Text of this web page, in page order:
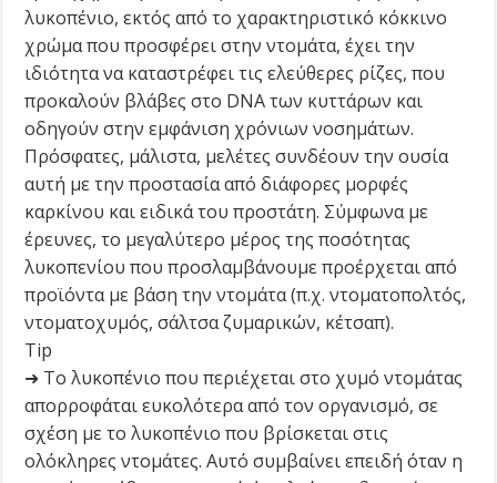
λυκοπένιο, εκτός από το χαρακτηριστικό κόκκινο
χρώμα που προσφέρει στην ντομάτα, έχει την
ιδιότητα να καταστρέφει τις ελεύθερες ρίζες, που
προκαλούν βλάβες στο DNA των κυττάρων και
οδηγούν στην εμφάνιση χρόνιων νοσημάτων.
Πρόσφατες, μάλιστα, μελέτες συνδέουν την ουσία
αυτή με την προστασία από διάφορες μορφές
καρκίνου και ειδικά του προστάτη. Σύμφωνα με
έρευνες, το μεγαλύτερο μέρος της ποσότητας
λυκοπενίου που προσλαμβάνουμε προέρχεται από
προϊόντα με βάση την ντομάτα (π.χ. ντοματοπολτός,
ντοματοχυμός, σάλτσα ζυμαρικών, κέτσαπ).
Tip
➜ Το λυκοπένιο που περιέχεται στο χυμό ντομάτας
απορροφάται ευκολότερα από τον οργανισμό, σε
σχέση με το λυκοπένιο που βρίσκεται στις
ολόκληρες ντομάτες. Αυτό συμβαίνει επειδή όταν η